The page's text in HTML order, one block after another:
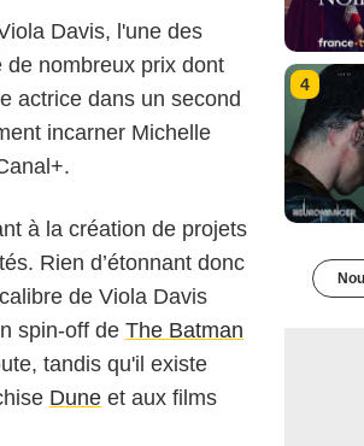
Davis, l'une des
nombreux prix dont
actrice dans un second
incarner Michelle
à la création de projets
Rien d’étonnant donc
de Viola Davis
spin-off de The Batman
tandis qu'il existe
Dune et aux films
4